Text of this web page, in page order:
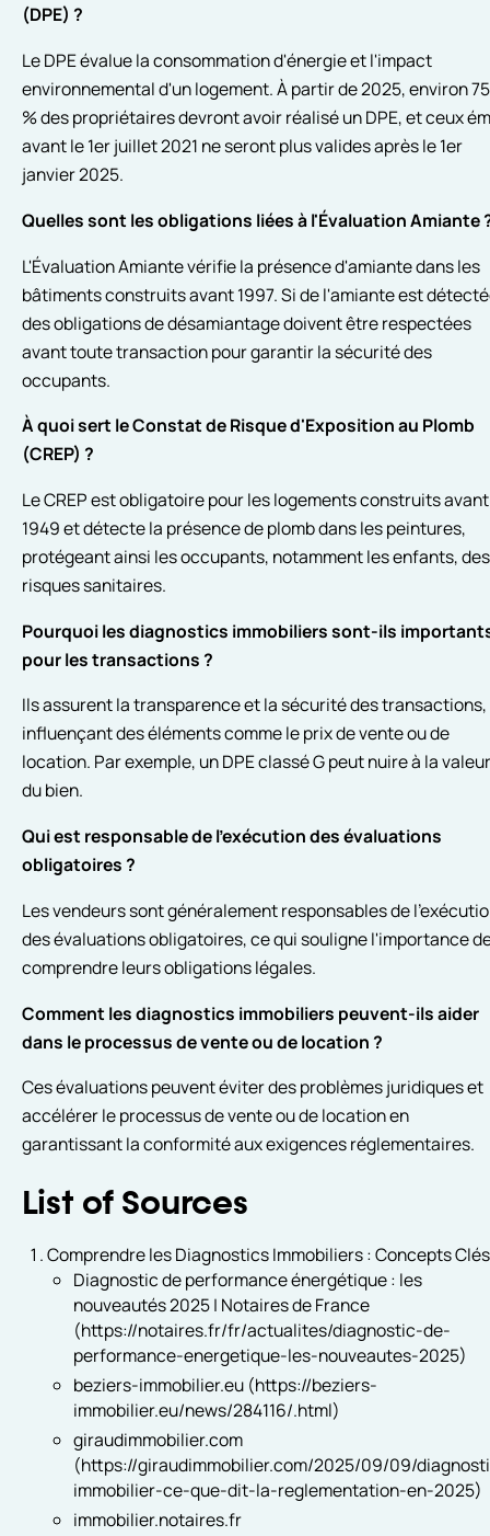
(DPE) ?
Le DPE évalue la consommation d'énergie et l'impact
environnemental d'un logement. À partir de 2025, environ 75
% des propriétaires devront avoir réalisé un DPE, et ceux
avant le 1er juillet 2021 ne seront plus valides après le 1er
janvier 2025.
Quelles sont les obligations liées à l'Évaluation Amiante
L'Évaluation Amiante vérifie la présence d'amiante dans les
bâtiments construits avant 1997. Si de l'amiante est
des obligations de désamiantage doivent être respectées
avant toute transaction pour garantir la sécurité des
occupants.
À quoi sert le Constat de Risque d'Exposition au Plomb
(CREP) ?
Le CREP est obligatoire pour les logements construits avant
1949 et détecte la présence de plomb dans les peintures,
protégeant ainsi les occupants, notamment les enfants, des
risques sanitaires.
Pourquoi les diagnostics immobiliers sont-ils
pour les transactions ?
Ils assurent la transparence et la sécurité des transactions,
influençant des éléments comme le prix de vente ou de
location. Par exemple, un DPE classé G peut nuire à la valeur
du bien.
Qui est responsable de l'exécution des évaluations
obligatoires ?
Les vendeurs sont généralement responsables de
des évaluations obligatoires, ce qui souligne l'importance
comprendre leurs obligations légales.
Comment les diagnostics immobiliers peuvent-ils aider
dans le processus de vente ou de location ?
Ces évaluations peuvent éviter des problèmes juridiques et
accélérer le processus de vente ou de location en
garantissant la conformité aux exigences réglementaires.
List of Sources
Comprendre les Diagnostics Immobiliers : Concepts Clés
Diagnostic de performance énergétique : les
nouveautés 2025 | Notaires de France
(https://notaires.fr/fr/actualites/diagnostic-de-
performance-energetique-les-nouveautes-2025)
beziers-immobilier.eu (https://beziers-
immobilier.eu/news/284116/.html)
giraudimmobilier.com
(https://giraudimmobilier.com/2025/09/09/
immobilier-ce-que-dit-la-reglementation-en-2025)
immobilier.notaires.fr